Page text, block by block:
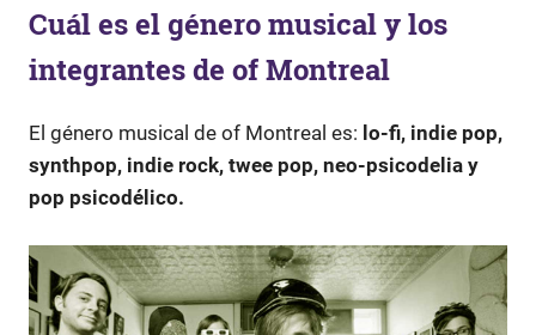
y
Soluciones
a
problemas
la
vida
diaria
Cuál es el género musical y los
integrantes de of Montreal
El género musical de of Montreal es: lo-fi, indie pop,
synthpop, indie rock, twee pop, neo-psicodelia y
pop psicodélico.